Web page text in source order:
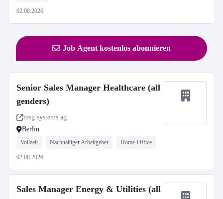
02.08.2026
Job Agent kostenlos abonnieren
Senior Sales Manager Healthcare (all
genders)
msg systems ag
Berlin
Vollzeit Nachhaltiger Arbeitgeber Home-Office
02.08.2026
Sales Manager Energy & Utilities (all